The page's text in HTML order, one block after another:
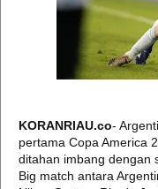
KORANRIAU.co-
pertama Copa America
ditahan imbang dengan
Big match antara